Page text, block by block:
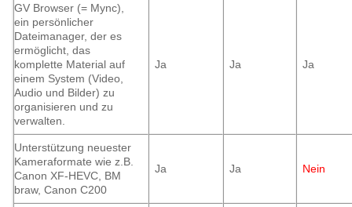
GV Browser (= Mync),
ein persönlicher
Dateimanager, der es
ermöglicht, das
komplette Material auf
einem System (Video,
Audio und Bilder) zu
organisieren und zu
verwalten.
Ja Ja Ja
Unterstützung neuester
Kameraformate wie z.B.
Canon XF-HEVC, BM
braw, Canon C200
Ja Ja Nein